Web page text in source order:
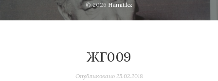
© 2026 Hamit.kz
ЖГ009
Опубликовано 25.02.2018